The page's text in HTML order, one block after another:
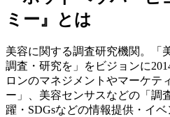
ミー』とは
美容に関する調査研究機関。「
調査・研究を」をビジョンに
ロンのマネジメントやマーケテ
ー」、美容センサスなどの「調
躍・SDGsなどの情報提供・イ